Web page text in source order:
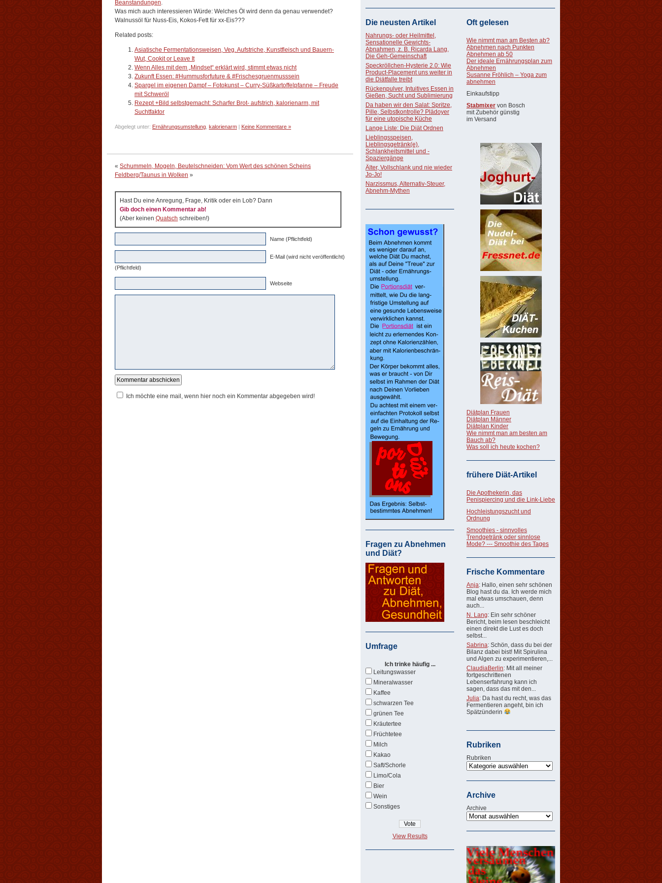
Beanstandungen.
Was mich auch interessieren Würde: Welches Öl wird denn da genau verwendet?
Walnussöl für Nuss-Eis, Kokos-Fett für xx-Eis???
Related posts:
Asiatische Fermentationsweisen, Veg. Aufstriche, Kunstfleisch und Bauern-
Wut, Cookit or Leave It
Wenn Alles mit dem „Mindset“ erklärt wird, stimmt etwas nicht
Zukunft Essen: #Hummusforfuture & #Frischesgruenmusssein
Spargel im eigenen Dampf – Fotokunst – Curry-Süßkartoffelpfanne – Freude
mit Schweröl
Rezept +Bild selbstgemacht: Scharfer Brot- aufstrich, kalorienarm, mit
Suchtfaktor
Abgelegt unter: Ernährungsumstellung kalorienarm | Keine Kommentare »
« Schummeln, Mogeln, Beutelschneiden: Vom Wert des schönen Scheins
Feldberg/Taunus in Wolken »
Hast Du eine Anregung, Frage, Kritik oder ein Lob? Dann
Gib doch einen Kommentar ab!
(Aber keinen Quatsch schreiben!)
Name (Pflichtfeld)
E-Mail (wird nicht veröffentlicht)
(Pflichtfeld)
Webseite
Ich möchte eine mail, wenn hier noch ein Kommentar abgegeben wird!
Die neusten Artikel
Nahrungs- oder Heilmittel,
Sensationelle Gewichts-
Abnahmen, z. B. Ricarda Lang,
Die Geh-Gemeinschaft
Speckröllchen-Hysterie 2.0: Wie
Product-Placement uns weiter in
die Diätfalle treibt
Rückenpulver, Intuitives Essen in
Gießen, Sucht und Sublimierung
Da haben wir den Salat: Spritze,
Pille, Selbstkontrolle? Plädoyer
für eine utopische Küche
Lange Liste: Die Diät Ordnen
Lieblingsspeisen,
Lieblingsgetränk(e),
Schlankheitsmittel und -
Spaziergänge
Älter, Vollschlank und nie wieder
Jo-Jo!
Narzissmus, Alternativ-Steuer,
Abnehm-Mythen
Fragen zu Abnehmen
und Diät?
Umfrage
Ich trinke häufig ...
Leitungswasser
Mineralwasser
Kaffee
schwarzen Tee
grünen Tee
Kräutertee
Früchtetee
Milch
Kakao
Saft/Schorle
Limo/Cola
Bier
Wein
Sonstiges
View Results
Oft gelesen
Wie nimmt man am Besten ab?
Abnehmen nach Punkten
Abnehmen ab 50
Der ideale Ernährungsplan zum
Abnehmen
Susanne Fröhlich – Yoga zum
abnehmen
Einkaufstipp
Stabmixer von Bosch
mit Zubehör günstig
im Versand
Diätplan Frauen
Diätplan Männer
Diätplan Kinder
Wie nimmt man am besten am
Bauch ab?
Was soll ich heute kochen?
frühere Diät-Artikel
Die Apothekerin, das
Penispiercing und die Link-Liebe
Hochleistungszucht und
Ordnung
Smoothies - sinnvolles
Trendgetränk oder sinnlose
Mode? --- Smoothie des Tages
Frische Kommentare
Anja: Hallo, einen sehr schönen
Blog hast du da. Ich werde mich
mal etwas umschauen, denn
auch...
N. Lang: Ein sehr schöner
Bericht, beim lesen beschleicht
einen direkt die Lust es doch
selbst...
Sabrina: Schön, dass du bei der
Bilanz dabei bist! Mit Spirulina
und Algen zu experimentieren,...
ClaudiaBerlin: Mit all meiner
fortgeschrittenen
Lebenserfahrung kann ich
sagen, dass das mit den...
Julia: Da hast du recht, was das
Fermentieren angeht, bin ich
Spätzünderin
Rubriken
Rubriken
Archive
Archive